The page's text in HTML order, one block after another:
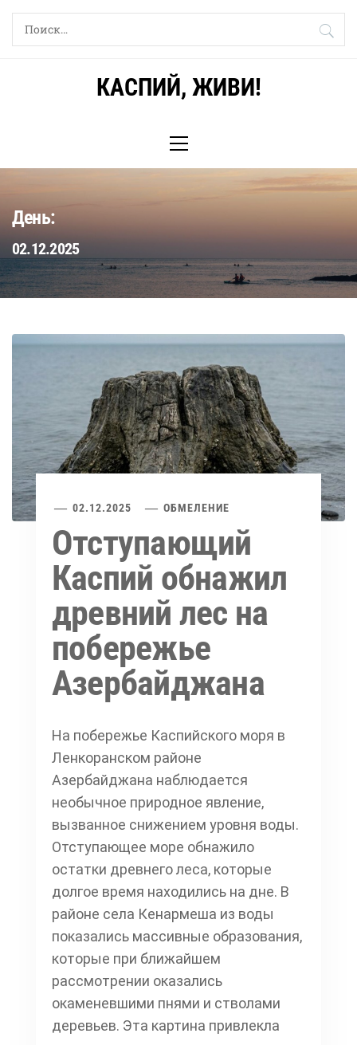
Skip
Найти:
КАСПИЙ, ЖИВИ!
Menu
День:
02.12.2025
02.12.2025 ОБМЕЛЕНИЕ
Отступающий
Каспий обнажил
древний лес на
побережье
Азербайджана
На побережье Каспийского моря в
Ленкоранском районе
Азербайджана наблюдается
необычное природное явление,
вызванное снижением уровня воды.
Отступающее море обнажило
остатки древнего леса, которые
долгое время находились на дне. В
районе села Кенармеша из воды
показались массивные образования,
которые при ближайшем
рассмотрении оказались
окаменевшими пнями и стволами
деревьев. Эта картина привлекла